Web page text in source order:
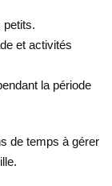
petits.
et activités
la période
de temps à gérer